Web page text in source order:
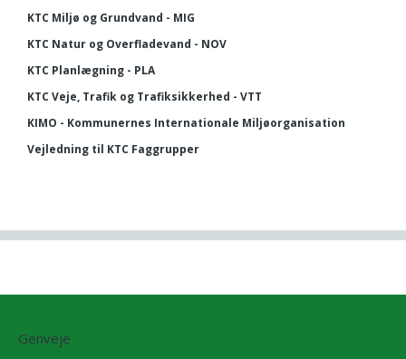
KTC Miljø og Grundvand - MIG
KTC Natur og Overfladevand - NOV
KTC Planlægning - PLA
KTC Veje, Trafik og Trafiksikkerhed - VTT
KIMO - Kommunernes Internationale Miljøorganisation
Vejledning til KTC Faggrupper
Genveje